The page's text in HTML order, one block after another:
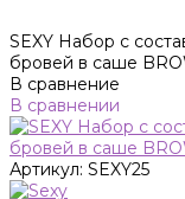
SEXY Набор с
бровей в саше
В сравнение
В сравнении
Артикул: SEXY25